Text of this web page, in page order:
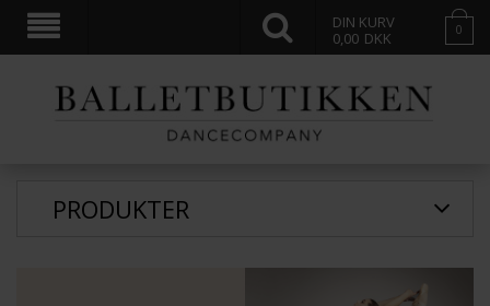
DIN KURV
0,00 DKK 0
PRODUKTER